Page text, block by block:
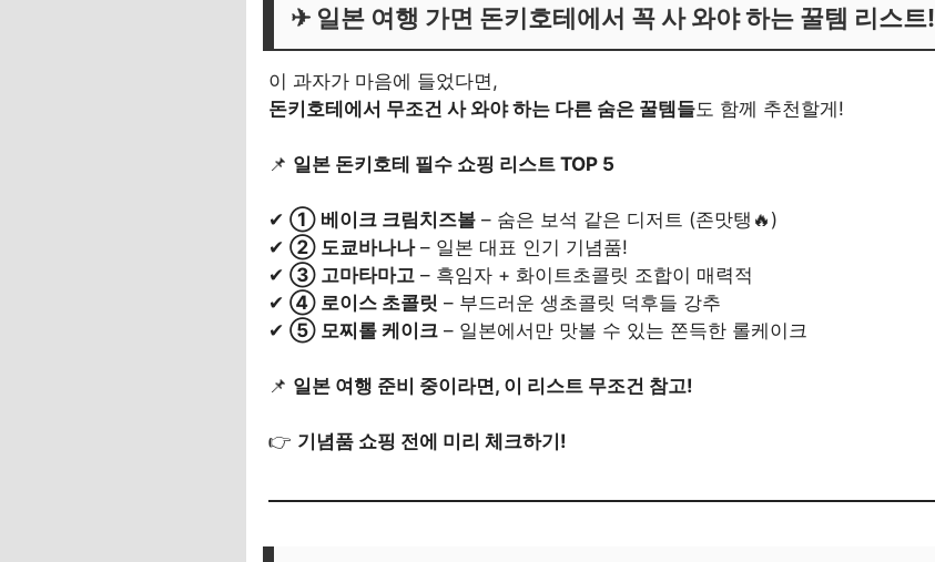
✈ 일본 여행 가면 돈키호테에서 꼭 사 와야 하는 꿀템 리스트!
이 과자가 마음에 들었다면,
돈키호테에서 무조건 사 와야 하는 다른 숨은 꿀템들도 함께 추천할게!
📌 일본 돈키호테 필수 쇼핑 리스트 TOP 5
✔ ① 베이크 크림치즈볼 – 숨은 보석 같은 디저트 (존맛탱🔥)
✔ ② 도쿄바나나– 일본 대표 인기 기념품!
✔ ③ 고마타마고 – 흑임자 + 화이트초콜릿 조합이 매력적
✔ ④ 로이스 초콜릿 – 부드러운 생초콜릿 덕후들 강추
✔ ⑤ 모찌롤 케이크 – 일본에서만 맛볼 수 있는 쫀득한 롤케이크
📌 일본 여행 준비 중이라면, 이 리스트 무조건 참고!
👉 기념품 쇼핑 전에 미리 체크하기!